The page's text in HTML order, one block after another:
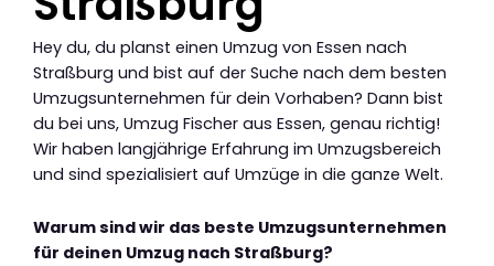
Hey du, du planst einen Umzug von Essen nach
Straßburg und bist auf der Suche nach dem besten
Umzugsunternehmen für dein Vorhaben? Dann bist
du bei uns, Umzug Fischer aus Essen, genau richtig!
Wir haben langjährige Erfahrung im Umzugsbereich
und sind spezialisiert auf Umzüge in die ganze Welt.
Warum sind wir das beste Umzugsunternehmen
für deinen Umzug nach Straßburg?